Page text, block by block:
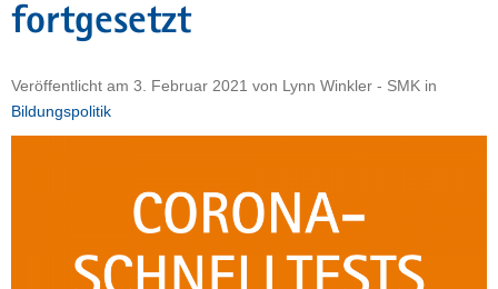
r
g
e
i
f
a
fortgesetzt
Veröffentlicht am 3. Februar 2021 von Lynn Winkler - SMK in
Bildungspolitik